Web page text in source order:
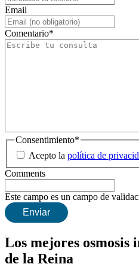
Email
Comentario*
Consentimiento*
Acepto la política de
Comments
Este campo es un campo de
Los mejores osmosis
de la Reina